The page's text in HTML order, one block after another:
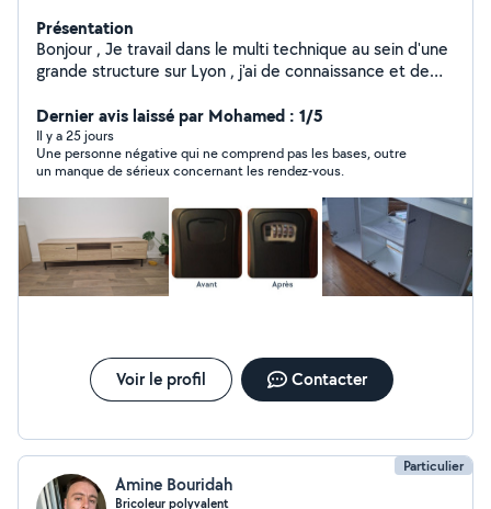
Présentation
Bonjour , Je travail dans le multi technique au sein d'une
grande structure sur Lyon , j'ai de connaissance et de
de meuble ( armoire , meuble cuisine , * Chauffage et
climatisation * Serrurerie * Peinture * installation réseau
et configuration PC et application * Réparation
d'appareil Electronique * Pause de plancher sol ( en bois
ou plastique ) Je suis à votre disposition pour besoin de
service selon mes multiple compétences éditées .
Dernier avis laissé par Mohamed : 1/5
Il y a 25 jours
Une personne négative qui ne comprend pas les bases, outre
un manque de sérieux concernant les rendez-vous.
Voir le profil Contacter
Particulier
Amine Bouridah
Bricoleur polyvalent